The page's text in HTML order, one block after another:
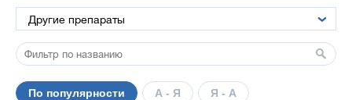
По популярности А - Я Я - А